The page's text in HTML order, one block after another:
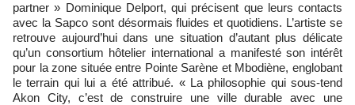
partner » Dominique Delport, qui précisent que leurs contacts
avec la Sapco sont désormais fluides et quotidiens. L’artiste se
retrouve aujourd’hui dans une situation d’autant plus délicate
qu’un consortium hôtelier international a manifesté son intérêt
pour la zone située entre Pointe Sarène et Mbodiène, englobant
le terrain qui lui a été attribué. « La philosophie qui sous-tend
Akon City, c’est de construire une ville durable avec une